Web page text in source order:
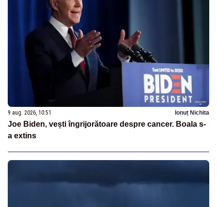
9 aug. 2026, 10:51 Ionuț Nichita
Joe Biden, vești îngrijorătoare despre cancer. Boala s-
a extins